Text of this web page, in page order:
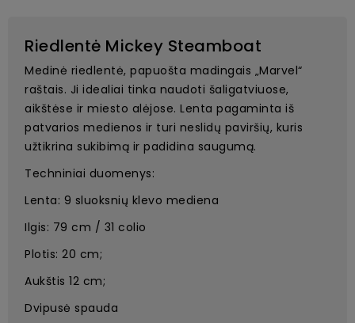
Riedlentė Mickey Steamboat
Medinė riedlentė, papuošta madingais „Marvel“
raštais. Ji idealiai tinka naudoti šaligatviuose,
aikštėse ir miesto alėjose. Lenta pagaminta iš
patvarios medienos ir turi neslidų paviršių, kuris
užtikrina sukibimą ir padidina saugumą.
Techniniai duomenys:
Lenta: 9 sluoksnių klevo mediena
Ilgis: 79 cm / 31 colio
Plotis: 20 cm;
Aukštis 12 cm;
Dvipusė spauda